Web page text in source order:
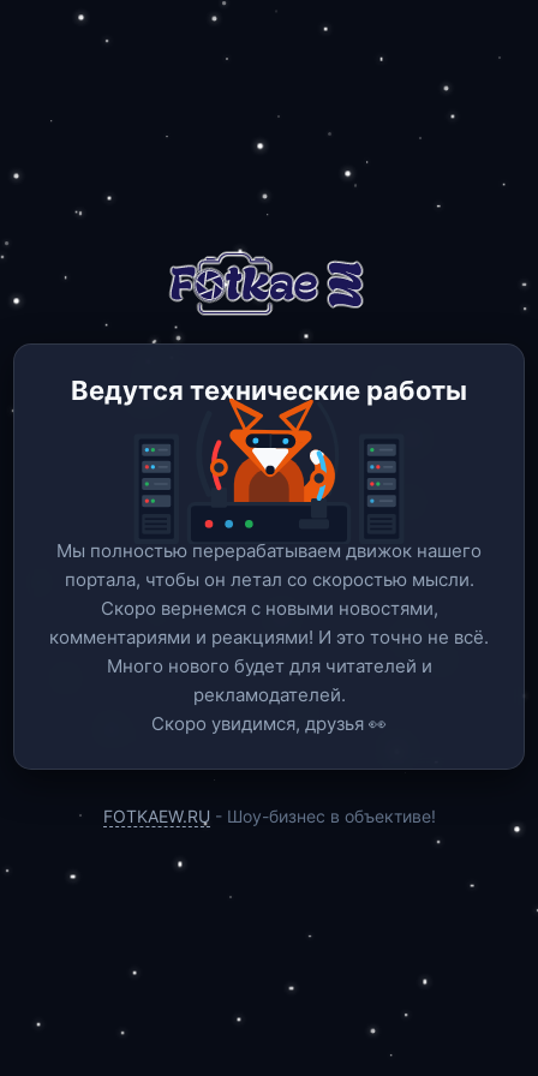
Ведутся технические работы
Мы полностью перерабатываем движок нашего
портала, чтобы он летал со скоростью мысли.
Скоро вернемся c новыми новостями,
комментариями и реакциями! И это точно не всё.
Много нового будет для читателей и
рекламодателей.
Скоро увидимся, друзья 👀
FOTKAEW.RU - Шоу-бизнес в объективе!